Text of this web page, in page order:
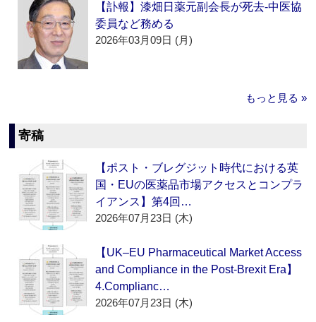
【訃報】漆畑日薬元副会長が死去‐中医協
委員など務める
2026年03月09日 (月)
もっと見る »
寄稿
【ポスト・ブレグジット時代における英
国・EUの医薬品市場アクセスとコンプラ
イアンス】第4回…
2026年07月23日 (木)
【UK–EU Pharmaceutical Market Access
and Compliance in the Post-Brexit Era】
4.Complianc…
2026年07月23日 (木)